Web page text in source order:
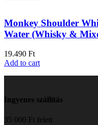
Monkey Shoulder
Water (Whisky &
19.490 Ft
Add to cart
Ingyenes szállítás
35 000 Ft felett